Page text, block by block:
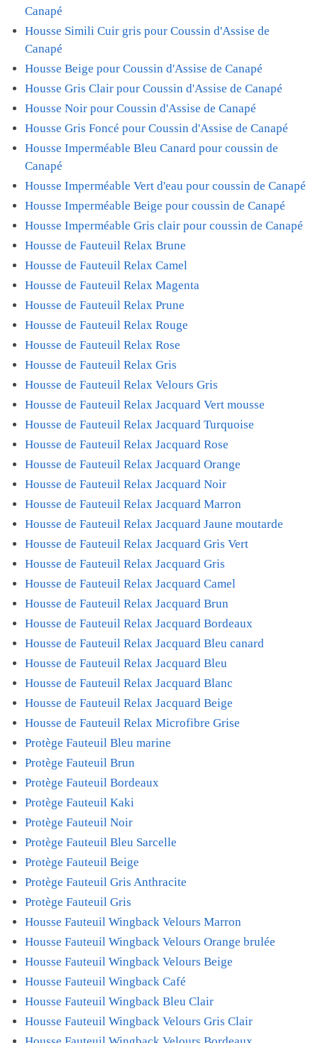
Canapé
Housse Simili Cuir gris pour Coussin d'Assise de
Canapé
Housse Beige pour Coussin d'Assise de Canapé
Housse Gris Clair pour Coussin d'Assise de Canapé
Housse Noir pour Coussin d'Assise de Canapé
Housse Gris Foncé pour Coussin d'Assise de Canapé
Housse Imperméable Bleu Canard pour coussin de
Canapé
Housse Imperméable Vert d'eau pour coussin de Canapé
Housse Imperméable Beige pour coussin de Canapé
Housse Imperméable Gris clair pour coussin de Canapé
Housse de Fauteuil Relax Brune
Housse de Fauteuil Relax Camel
Housse de Fauteuil Relax Magenta
Housse de Fauteuil Relax Prune
Housse de Fauteuil Relax Rouge
Housse de Fauteuil Relax Rose
Housse de Fauteuil Relax Gris
Housse de Fauteuil Relax Velours Gris
Housse de Fauteuil Relax Jacquard Vert mousse
Housse de Fauteuil Relax Jacquard Turquoise
Housse de Fauteuil Relax Jacquard Rose
Housse de Fauteuil Relax Jacquard Orange
Housse de Fauteuil Relax Jacquard Noir
Housse de Fauteuil Relax Jacquard Marron
Housse de Fauteuil Relax Jacquard Jaune moutarde
Housse de Fauteuil Relax Jacquard Gris Vert
Housse de Fauteuil Relax Jacquard Gris
Housse de Fauteuil Relax Jacquard Camel
Housse de Fauteuil Relax Jacquard Brun
Housse de Fauteuil Relax Jacquard Bordeaux
Housse de Fauteuil Relax Jacquard Bleu canard
Housse de Fauteuil Relax Jacquard Bleu
Housse de Fauteuil Relax Jacquard Blanc
Housse de Fauteuil Relax Jacquard Beige
Housse de Fauteuil Relax Microfibre Grise
Protège Fauteuil Bleu marine
Protège Fauteuil Brun
Protège Fauteuil Bordeaux
Protège Fauteuil Kaki
Protège Fauteuil Noir
Protège Fauteuil Bleu Sarcelle
Protège Fauteuil Beige
Protège Fauteuil Gris Anthracite
Protège Fauteuil Gris
Housse Fauteuil Wingback Velours Marron
Housse Fauteuil Wingback Velours Orange brulée
Housse Fauteuil Wingback Velours Beige
Housse Fauteuil Wingback Café
Housse Fauteuil Wingback Bleu Clair
Housse Fauteuil Wingback Velours Gris Clair